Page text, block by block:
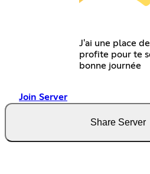
J'ai une place
profite pour te
bonne journée
Join Server
Share Server